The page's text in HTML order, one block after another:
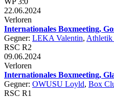
22.06.2024
Verloren
Internationales Boxmeeting,
Gegner: LEKA Valentin, Athletik
RSC R2
09.06.2024
Verloren
Internationales Boxmeeting,
Gegner: OWUSU Loyld, Box
RSC R1